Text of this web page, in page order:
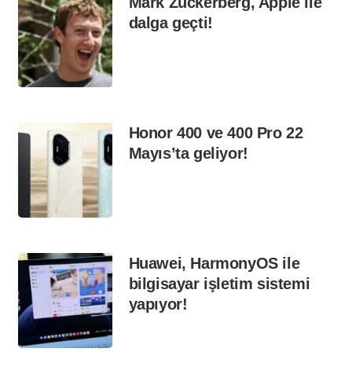
dalga geçti!
Honor 400 ve 400 Pro 22
Mayıs’ta geliyor!
Huawei, HarmonyOS ile
bilgisayar işletim sistemi
yapıyor!